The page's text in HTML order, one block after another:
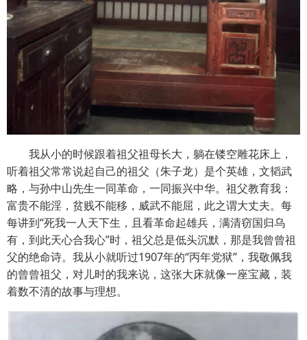
我从小的时候跟着祖父祖母长大，躺在镂空雕花床上，
听着祖父常常说起自己的祖父（朱子龙）是个英雄，文韬武
略，与孙中山先生一同革命，一同振兴中华。祖父教育我：
富贵不能淫，贫贱不能移，威武不能屈，此之谓大丈夫。每
每讲到“死我一人天下生，且看革命起雄兵，满清窃国归乌
有，到此天心合我心”时，祖父总是低头沉默，那是我曾曾祖
父的绝命诗。我从小就听过1907年的“丙年党狱”，我敬佩我
的曾曾祖父，对儿时的我来说，这张大床就像一座宝藏，装
着数不清的故事与理想。